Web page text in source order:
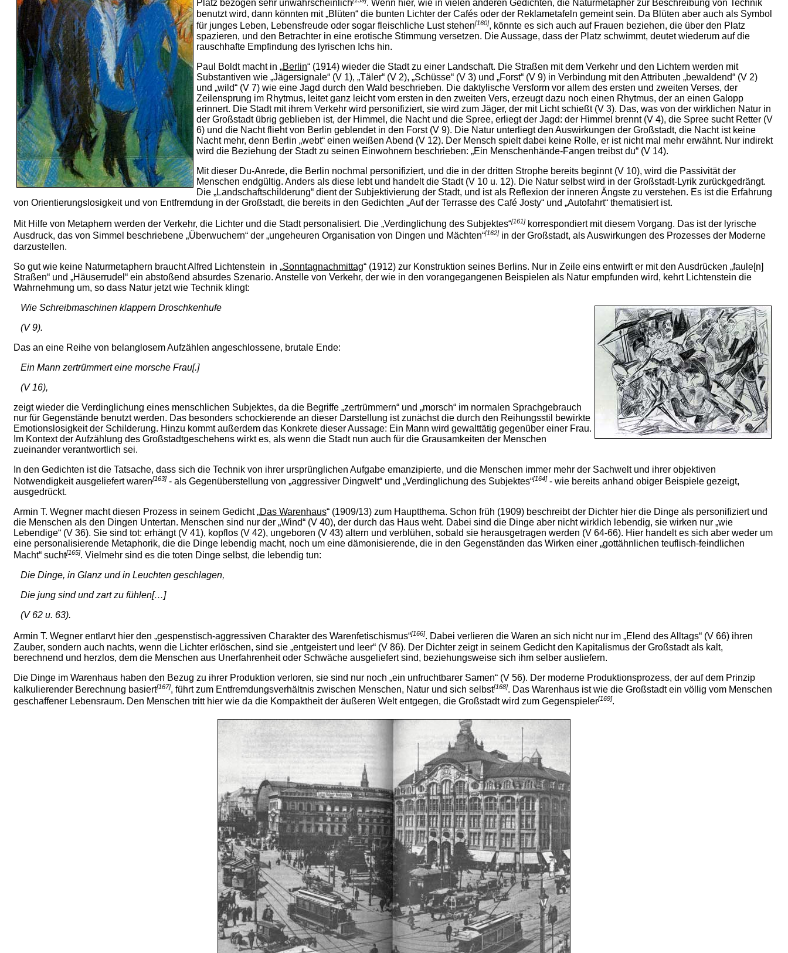
Platz bezogen sehr unwahrscheinlich
. Wenn hier, wie in vielen anderen Gedichten, die Naturmetapher zur Beschreibung von Technik
benutzt wird, dann könnten mit „Blüten“ die bunten Lichter der Cafés oder der Reklametafeln gemeint sein. Da Blüten aber auch als Symbol
für junges Leben, Lebensfreude oder sogar fleischliche Lust stehen[160], könnte es sich auch auf Frauen beziehen, die über den Platz
spazieren, und den Betrachter in eine erotische Stimmung versetzen. Die Aussage, dass der Platz schwimmt, deutet wiederum auf die
rauschhafte Empfindung des lyrischen Ichs hin.
Paul Boldt macht in „Berlin“ (1914) wieder die Stadt zu einer Landschaft. Die Straßen mit dem Verkehr und den Lichtern werden mit
Substantiven wie „Jägersignale“ (V 1), „Täler“ (V 2), „Schüsse“ (V 3) und „Forst“ (V 9) in Verbindung mit den Attributen „bewaldend“ (V 2)
und „wild“ (V 7) wie eine Jagd durch den Wald beschrieben. Die daktylische Versform vor allem des ersten und zweiten Verses, der
Zeilensprung im Rhytmus, leitet ganz leicht vom ersten in den zweiten Vers, erzeugt dazu noch einen Rhytmus, der an einen Galopp
erinnert. Die Stadt mit ihrem Verkehr wird personifiziert, sie wird zum Jäger, der mit Licht schießt (V 3). Das, was von der wirklichen Natur in
der Großstadt übrig geblieben ist, der Himmel, die Nacht und die Spree, erliegt der Jagd: der Himmel brennt (V 4), die Spree sucht Retter (V
6) und die Nacht flieht von Berlin geblendet in den Forst (V 9). Die Natur unterliegt den Auswirkungen der Großstadt, die Nacht ist keine
Nacht mehr, denn Berlin „webt“ einen weißen Abend (V 12). Der Mensch spielt dabei keine Rolle, er ist nicht mal mehr erwähnt. Nur indirekt
wird die Beziehung der Stadt zu seinen Einwohnern beschrieben: „Ein Menschenhände-Fangen treibst du“ (V 14).
Mit dieser Du-Anrede, die Berlin nochmal personifiziert, und die in der dritten Strophe bereits beginnt (V 10), wird die Passivität der
Menschen endgültig. Anders als diese lebt und handelt die Stadt (V 10 u. 12). Die Natur selbst wird in der Großstadt-Lyrik zurückgedrängt.
Die „Landschaftschilderung“ dient der Subjektivierung der Stadt, und ist als Reflexion der inneren Ängste zu verstehen. Es ist die Erfahrung
von Orientierungslosigkeit und von Entfremdung in der Großstadt, die bereits in den Gedichten „Auf der Terrasse des Café Josty“ und „Autofahrt“ thematisiert ist.
Mit Hilfe von Metaphern werden der Verkehr, die Lichter und die Stadt personalisiert. Die „Verdinglichung des Subjektes“[161] korrespondiert mit diesem Vorgang. Das ist der lyrische
Ausdruck, das von Simmel beschriebene „Überwuchern“ der „ungeheuren Organisation von Dingen und Mächten“[162] in der Großstadt, als Auswirkungen des Prozesses der Moderne
darzustellen.
So gut wie keine Naturmetaphern braucht Alfred Lichtenstein in „Sonntagnachmittag“ (1912) zur Konstruktion seines Berlins. Nur in Zeile eins entwirft er mit den Ausdrücken „faule[n]
Straßen“ und „Häuserrudel“ ein abstoßend absurdes Szenario. Anstelle von Verkehr, der wie in den vorangegangenen Beispielen als Natur empfunden wird, kehrt Lichtenstein die
Wahrnehmung um, so dass Natur jetzt wie Technik klingt:
Wie Schreibmaschinen klappern Droschkenhufe
(V 9).
Das an eine Reihe von belanglosem Aufzählen angeschlossene, brutale Ende:
Ein Mann zertrümmert eine morsche Frau[.]
(V 16),
zeigt wieder die Verdinglichung eines menschlichen Subjektes, da die Begriffe „zertrümmern“ und „morsch“ im normalen Sprachgebrauch
nur für Gegenstände benutzt werden. Das besonders schockierende an dieser Darstellung ist zunächst die durch den Reihungsstil bewirkte
Emotionslosigkeit der Schilderung. Hinzu kommt außerdem das Konkrete dieser Aussage: Ein Mann wird gewalttätig gegenüber einer Frau.
Im Kontext der Aufzählung des Großstadtgeschehens wirkt es, als wenn die Stadt nun auch für die Grausamkeiten der Menschen
zueinander verantwortlich sei.
In den Gedichten ist die Tatsache, dass sich die Technik von ihrer ursprünglichen Aufgabe emanzipierte, und die Menschen immer mehr der Sachwelt und ihrer objektiven
Notwendigkeit ausgeliefert waren[163] - als Gegenüberstellung von „aggressiver Dingwelt“ und „Verdinglichung des Subjektes“[164] - wie bereits anhand obiger Beispiele gezeigt,
ausgedrückt.
Armin T. Wegner macht diesen Prozess in seinem Gedicht „Das Warenhaus“ (1909/13) zum Hauptthema. Schon früh (1909) beschreibt der Dichter hier die Dinge als personifiziert und
die Menschen als den Dingen Untertan. Menschen sind nur der „Wind“ (V 40), der durch das Haus weht. Dabei sind die Dinge aber nicht wirklich lebendig, sie wirken nur „wie
Lebendige“ (V 36). Sie sind tot: erhängt (V 41), kopflos (V 42), ungeboren (V 43) altern und verblühen, sobald sie herausgetragen werden (V 64-66). Hier handelt es sich aber weder um
eine personalisierende Metaphorik, die die Dinge lebendig macht, noch um eine dämonisierende, die in den Gegenständen das Wirken einer „gottähnlichen teuflisch-feindlichen
Macht“ sucht[165]. Vielmehr sind es die toten Dinge selbst, die lebendig tun:
Die Dinge, in Glanz und in Leuchten geschlagen,
Die jung sind und zart zu fühlen[…]
(V 62 u. 63).
Armin T. Wegner entlarvt hier den „gespenstisch-aggressiven Charakter des Warenfetischismus“[166]. Dabei verlieren die Waren an sich nicht nur im „Elend des Alltags“ (V 66) ihren
Zauber, sondern auch nachts, wenn die Lichter erlöschen, sind sie „entgeistert und leer“ (V 86). Der Dichter zeigt in seinem Gedicht den Kapitalismus der Großstadt als kalt,
berechnend und herzlos, dem die Menschen aus Unerfahrenheit oder Schwäche ausgeliefert sind, beziehungsweise sich ihm selber ausliefern.
Die Dinge im Warenhaus haben den Bezug zu ihrer Produktion verloren, sie sind nur noch „ein unfruchtbarer Samen“ (V 56). Der moderne Produktionsprozess, der auf dem Prinzip
kalkulierender Berechnung basiert[167], führt zum Entfremdungsverhältnis zwischen Menschen, Natur und sich selbst[168]. Das Warenhaus ist wie die Großstadt ein völlig vom Menschen
geschaffener Lebensraum. Den Menschen tritt hier wie da die Kompaktheit der äußeren Welt entgegen, die Großstadt wird zum Gegenspieler[169].